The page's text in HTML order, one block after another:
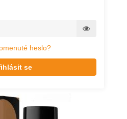
heslo?
se